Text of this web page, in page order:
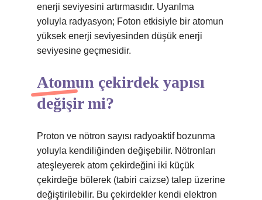
enerji seviyesini artırmasıdır. Uyarılma
yoluyla radyasyon; Foton etkisiyle bir atomun
yüksek enerji seviyesinden düşük enerji
seviyesine geçmesidir.
Atomun çekirdek yapısı
değişir mi?
Proton ve nötron sayısı radyoaktif bozunma
yoluyla kendiliğinden değişebilir. Nötronları
ateşleyerek atom çekirdeğini iki küçük
çekirdeğe bölerek (tabiri caizse) talep üzerine
değiştirilebilir. Bu çekirdekler kendi elektron